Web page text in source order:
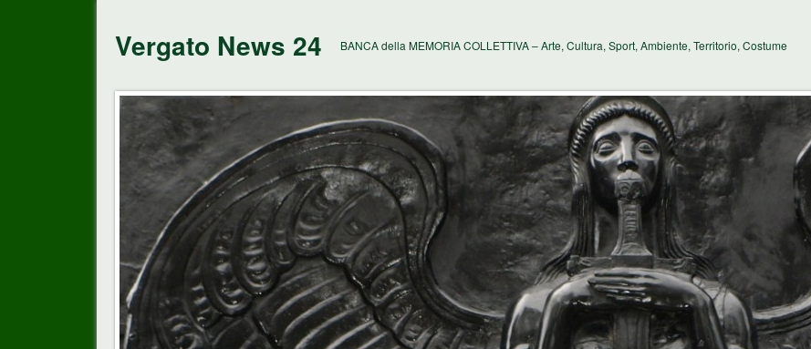
Vergato News 24 BANCA della MEMORIA COLLETTIVA – Arte, Cultura, Sport, Ambiente, Territorio, Costume